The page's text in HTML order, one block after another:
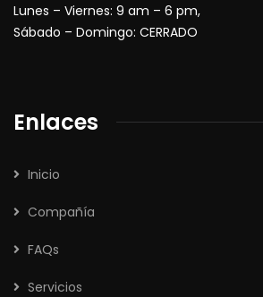
Lunes – Viernes: 9 am – 6 pm,
Sábado – Domingo: CERRADO
Enlaces
Inicio
Compañía
FAQs
Servicios